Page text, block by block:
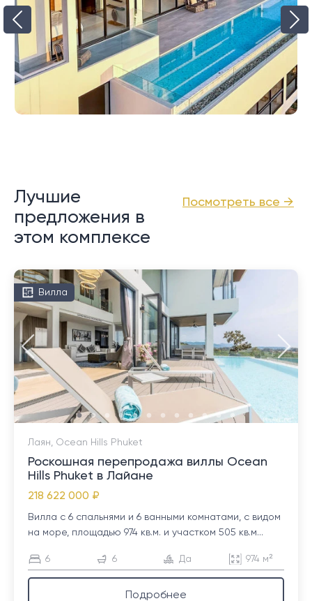
Посмотреть все →
Лучшие
предложения в
этом комплексе
Вилла
Лаян, Ocean Hills Phuket
Роскошная перепродажа виллы Ocean
Hills Phuket в Лайане
218 622 000 ₽
Вилла с 6 спальнями и 6 ванными комнатами, с видом
на море, площадью 974 кв.м. и участком 505 кв.м...
6 6 Да 974 м²
Подробнее